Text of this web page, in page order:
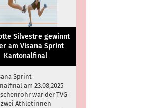
Silvestre gewinnt
am Visana Sprint
Kantonalfinal
Sprint
am 23.08,2025
war der TVG
Athletinnen